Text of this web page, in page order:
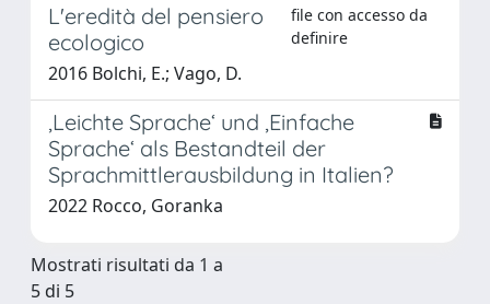
L'eredità del pensiero
ecologico
file con accesso da
definire
2016 Bolchi, E.; Vago, D.
‚Leichte Sprache‘ und ‚Einfache
Sprache‘ als Bestandteil der
Sprachmittlerausbildung in Italien?
2022 Rocco, Goranka
Mostrati risultati da 1 a
5 di 5